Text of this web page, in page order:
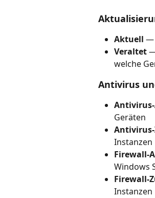
Aktuell —
Veraltet
welche
Antivirus
Geräten
Instanzen
Firewall-
Windows
Firewall-
Instanzen